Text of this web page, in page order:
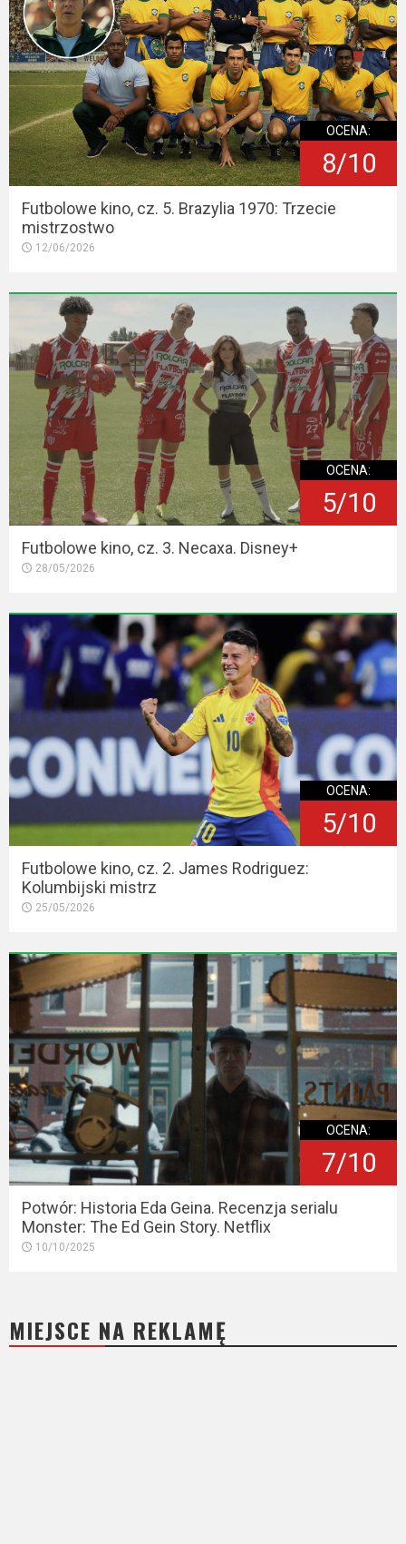
OCENA:
8/10
Futbolowe kino, cz. 5. Brazylia 1970: Trzecie
mistrzostwo
12/06/2026
OCENA:
5/10
Futbolowe kino, cz. 3. Necaxa. Disney+
28/05/2026
OCENA:
5/10
Futbolowe kino, cz. 2. James Rodriguez:
Kolumbijski mistrz
25/05/2026
OCENA:
7/10
Potwór: Historia Eda Geina. Recenzja serialu
Monster: The Ed Gein Story. Netflix
10/10/2025
MIEJSCE NA REKLAMĘ